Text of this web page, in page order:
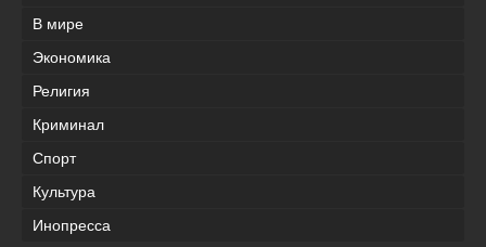
В мире
Экономика
Религия
Криминал
Спорт
Культура
Инопресса